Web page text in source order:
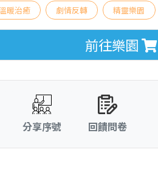
暖治癒 劇情反轉 精靈樂園
前往樂園
分享序號 回饋問卷